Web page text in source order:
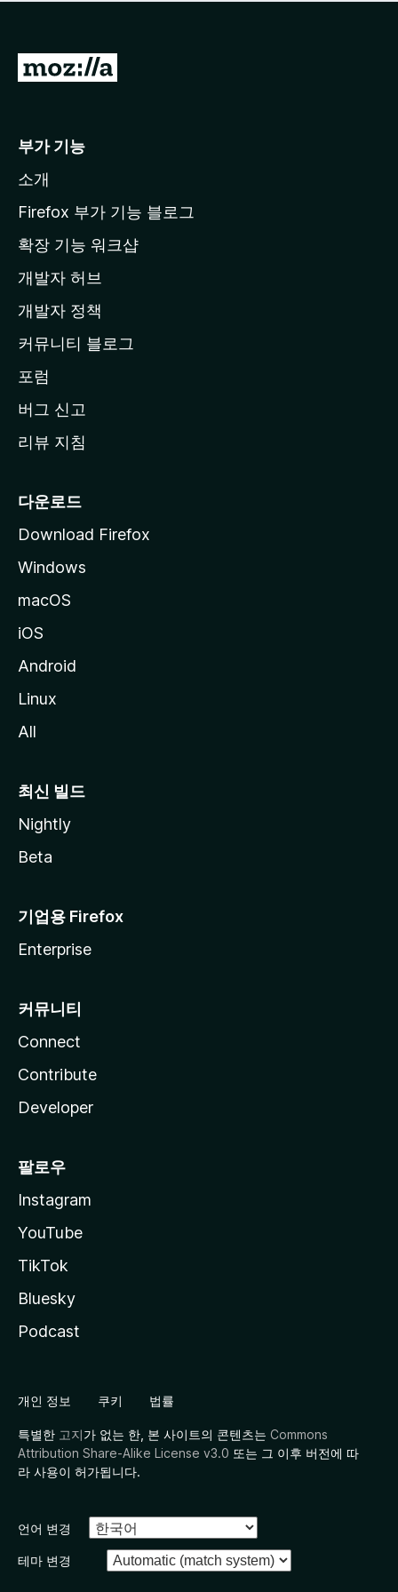
점
습
니
M
l
a
페
이
지
이
동
부가 기능
소개
Firefox 부가 기능 블로그
확장 기능 워크샵
개발자 허브
개발자 정책
커뮤니티 블로그
포럼
버그 신고
리뷰 지침
다운로드
Download Firefox
Windows
macOS
iOS
Android
Linux
All
최신 빌드
Nightly
Beta
기업용 Firefox
Enterprise
커뮤니티
Connect
Contribute
Developer
팔로우
Instagram
YouTube
TikTok
Bluesky
Podcast
개인 정보 쿠키 법률
특별한 고지가 없는 한, 본 사이트의 콘텐츠는 Commons
Attribution Share-Alike License v3.0 또는 그 이후 버전에 따
라 사용이 허가됩니다.
언어 변경
테마 변경